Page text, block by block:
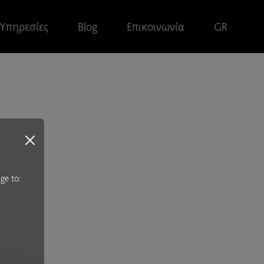
Υπηρεσίες Blog Επικοινωνία GR
to: